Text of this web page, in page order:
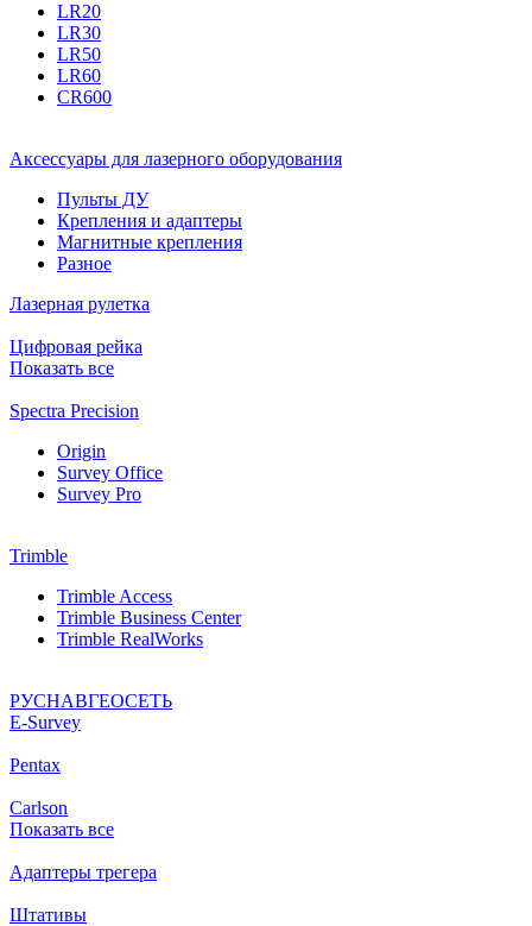
LR20
LR30
LR50
LR60
CR600
Аксессуары для лазерного оборудования
Пульты ДУ
Крепления и адаптеры
Магнитные крепления
Разное
Лазерная рулетка
Цифровая рейка
Показать все
Spectra Precision
Origin
Survey Office
Survey Pro
Trimble
Trimble Access
Trimble Business Center
Trimble RealWorks
РУСНАВГЕОСЕТЬ
Е-Survey
Pentax
Carlson
Показать все
Адаптеры трегера
Штативы